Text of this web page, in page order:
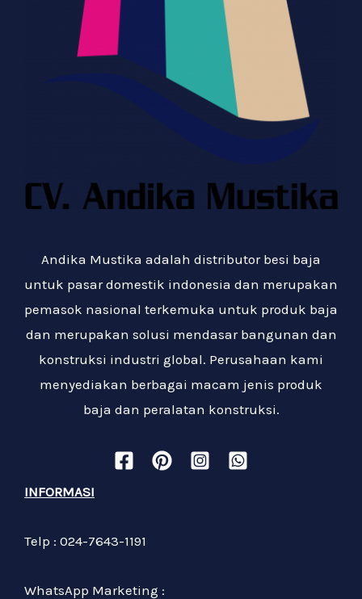
Andika Mustika adalah distributor besi baja
untuk pasar domestik indonesia dan merupakan
pemasok nasional terkemuka untuk produk baja
dan merupakan solusi mendasar bangunan dan
konstruksi industri global. Perusahaan kami
menyediakan berbagai macam jenis produk
baja dan peralatan konstruksi.
INFORMASI
Telp : 024-7643-1191
WhatsApp Marketing :